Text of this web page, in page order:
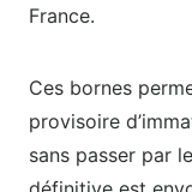
France.
Ces bornes
provisoire
sans passer par